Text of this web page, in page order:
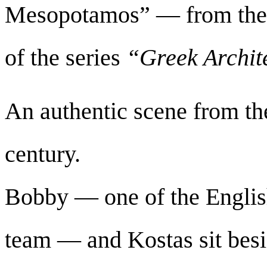
Mesopotamos” — from
of the series “Greek
An authentic scene from
century.
Bobby — one of the
team — and Kostas sit